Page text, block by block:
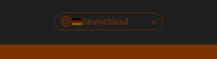
Deutschland